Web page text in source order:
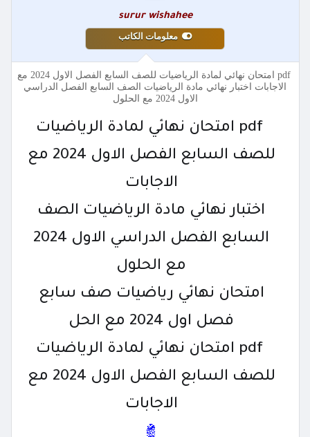
surur wishahee
معلومات الكاتب
pdf امتحان نهائي لمادة الرياضيات للصف السابع الفصل الاول 2024 مع
الاجابات اختبار نهائي مادة الرياضيات الصف السابع الفصل الدراسي
الاول 2024 مع الحلول
pdf امتحان نهائي لمادة الرياضيات
للصف السابع الفصل الاول 2024 مع
الاجابات
اختبار نهائي مادة الرياضيات الصف
السابع الفصل الدراسي الاول 2024
مع الحلول
امتحان نهائي رياضيات صف سابع
فصل اول 2024 مع الحل
pdf امتحان نهائي لمادة الرياضيات
للصف السابع الفصل الاول 2024 مع
الاجابات